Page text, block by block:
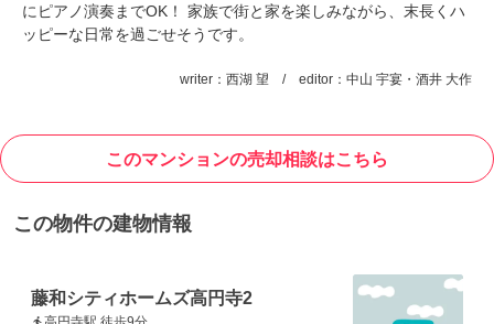
にピアノ演奏までOK！ 家族で街と家を楽しみながら、末長くハ
ッピーな日常を過ごせそうです。
writer：西湖 望 / editor：中山 宇宴・酒井 大作
このマンションの売却相談はこちら
この物件の建物情報
藤和シティホームズ高円寺2